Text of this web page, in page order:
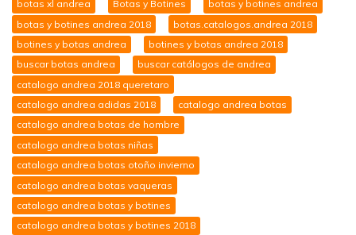
botas xl andrea
Botas y Botines
botas y botines andrea
botas y botines andrea 2018
botas.catalogos.andrea 2018
botines y botas andrea
botines y botas andrea 2018
buscar botas andrea
buscar catálogos de andrea
catalogo andrea 2018 queretaro
catalogo andrea adidas 2018
catalogo andrea botas
catalogo andrea botas de hombre
catalogo andrea botas niñas
catalogo andrea botas otoño invierno
catalogo andrea botas vaqueras
catalogo andrea botas y botines
catalogo andrea botas y botines 2018